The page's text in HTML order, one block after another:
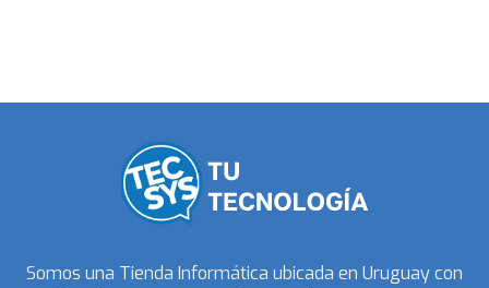
Somos una Tienda Informática ubicada en Uruguay con